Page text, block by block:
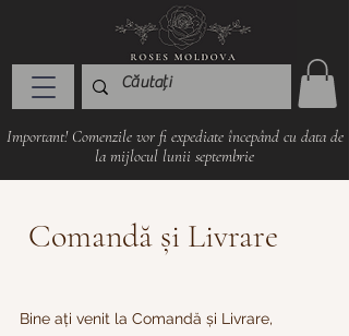
Important! Comenzile vor fi expediate începând cu data de
la mijlocul lunii septembrie
Comandă și Livrare
Bine ați venit la Comandă și Livrare,